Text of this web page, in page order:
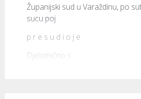
Županijski sud u Varaždinu, po
sucu poj
p r e s u d i o j e
Djelomično s